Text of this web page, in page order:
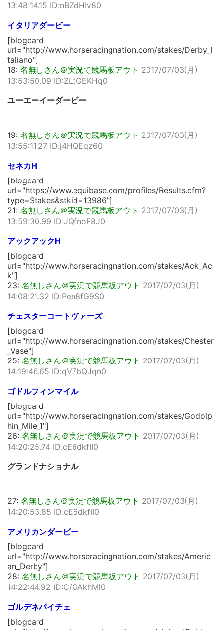
13:48:14.15 ID:nBZdHIv80
イタリアダービー
[blogcard
url="http://www.horseracingnation.com/stakes/Derby_I
taliano"]
18: 名無しさん＠実況で競馬板アウト 2017/07/03(月)
13:53:50.09 ID:ZLtGEKHq0
ユーエーイーダービー
19: 名無しさん＠実況で競馬板アウト 2017/07/03(月)
13:55:11.27 ID:j4HQEqz60
セネカH
[blogcard
url="https://www.equibase.com/profiles/Results.cfm?
type=Stakes&stkid=13986"]
21: 名無しさん＠実況で競馬板アウト 2017/07/03(月)
13:59:30.99 ID:JQfnoF8J0
アックアックH
[blogcard
url="http://www.horseracingnation.com/stakes/Ack_Ac
k"]
23: 名無しさん＠実況で競馬板アウト 2017/07/03(月)
14:08:21.32 ID:Pen8fG9S0
チェスターコートヴァーズ
[blogcard
url="http://www.horseracingnation.com/stakes/Chester
_Vase"]
25: 名無しさん＠実況で競馬板アウト 2017/07/03(月)
14:19:46.65 ID:qV7bQJqn0
ゴドルフィンマイル
[blogcard
url="http://www.horseracingnation.com/stakes/Godolp
hin_Mile_1"]
26: 名無しさん＠実況で競馬板アウト 2017/07/03(月)
14:20:25.74 ID:cE6dkfII0
グランドナショナル
27: 名無しさん＠実況で競馬板アウト 2017/07/03(月)
14:20:53.85 ID:cE6dkfII0
アメリカンダービー
[blogcard
url="http://www.horseracingnation.com/stakes/Americ
an_Derby"]
28: 名無しさん＠実況で競馬板アウト 2017/07/03(月)
14:22:44.92 ID:C/OAkhMl0
ゴルデネパイチェ
[blogcard